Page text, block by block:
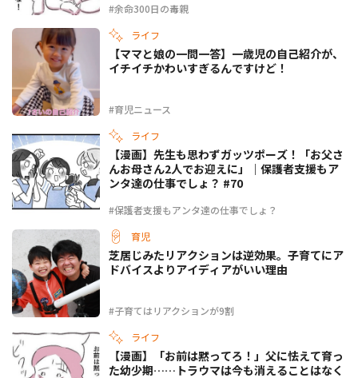
#余命300日の毒親
ライフ
#育児ニュース
【ママと娘の一問一答】一歳児の自己紹介が、
イチイチかわいすぎるんですけど！
ライフ
#保護者支援もアンタ達の仕事でしょ？
【漫画】先生も思わずガッツポーズ！「お父さ
んお母さん2人でお迎えに」｜保護者支援もア
ンタ達の仕事でしょ？ #70
育児
#子育てはリアクションが9割
芝居じみたリアクションは逆効果。子育てにア
ドバイスよりアイディアがいい理由
ライフ
【漫画】「お前は黙ってろ！」父に怯えて育っ
た幼少期……トラウマは今も消えることはなく